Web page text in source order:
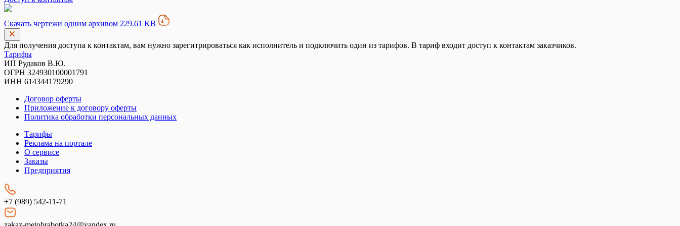
Скачать чертежи одним архивом 229.61 KB
Для получения доступа к контактам, вам нужно зарегитрироваться как исполнитель и подключить один из тарифов. В тариф входит доступ к контактам заказчиков.
Тарифы
ИП Рудаков В.Ю.
ОГРН 324930100001791
ИНН 614344179290
Договор оферты
Приложение к договору оферты
Политика обработки персональных данных
Тарифы
Реклама на портале
О сервисе
Заказы
Предприятия
+7 (989) 542-11-71